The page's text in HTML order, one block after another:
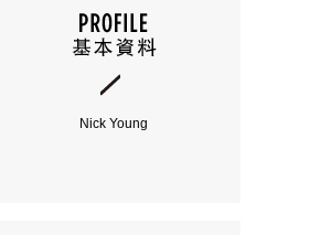
Nick Young